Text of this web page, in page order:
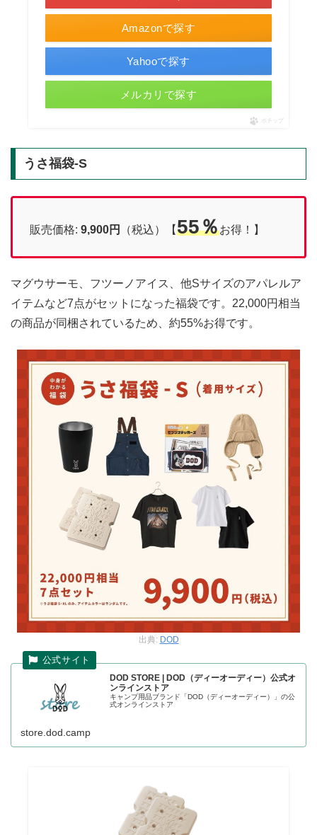
Amazonで探す
Yahooで探す
メルカリで探す
ポチップ
うさ福袋-S
販売価格: 9,900円 （税込）【55％お得！】
マグウサーモ、フツーノアイス、他Sサイズのアパレルア
イテムなど7点がセットになった福袋です。22,000円相当
の商品が同梱されているため、約55%お得です。
出典: DOD
DOD STORE | DOD（ディーオーディー）公式オ
ンラインストア
キャンプ用品ブランド「DOD（ディーオーディー）」の公
式オンラインストア
store.dod.camp